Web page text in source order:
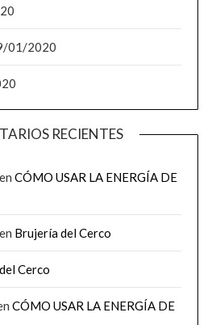
01/2020
RECIENTES
enCÓMO USAR LA ENERGÍA DE
en Brujería del Cerco
Cerco
CÓMO USAR LA ENERGÍA DE